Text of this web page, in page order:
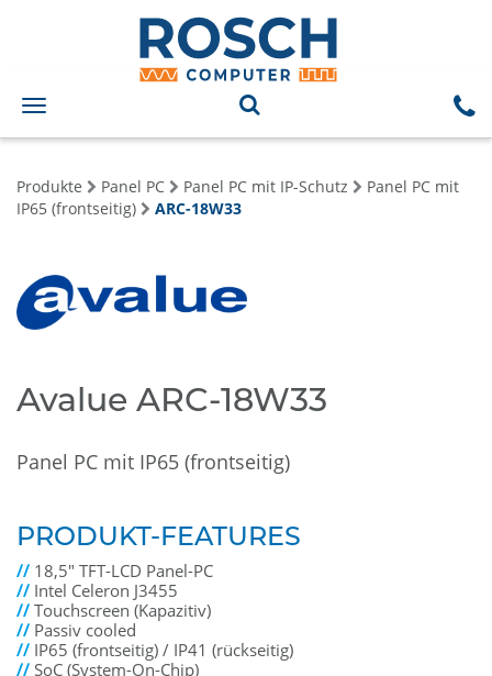
Toggle
navigation
Produkte Panel PC Panel PC mit IP-Schutz
Panel PC mit
IP65 (frontseitig)
ARC-18W33
Avalue ARC-18W33
Panel PC mit IP65 (frontseitig)
PRODUKT-FEATURES
// 18,5" TFT-LCD Panel-PC
// Intel Celeron J3455
//Touchscreen (Kapazitiv)
// Passiv cooled
// IP65 (frontseitig) / IP41 (rückseitig)
//SoC (System-On-Chip)